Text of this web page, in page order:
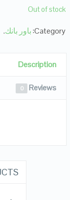
Out of stock
Category: باور بانك.
Description
Reviews
0